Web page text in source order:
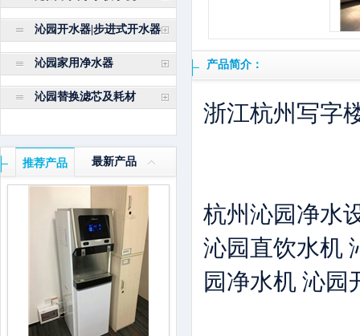
沁园开水器|步进式开水器
沁园家用净水器
沁园替换滤芯及耗材
推荐产品 最新产品
产品简介：
浙江杭州写字
杭州沁园净水
沁园直饮水机
园净水机 沁园